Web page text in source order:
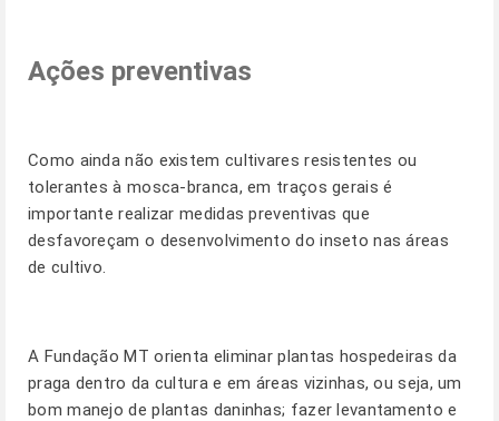
Ações preventivas
Como ainda não existem cultivares resistentes ou
tolerantes à mosca-branca, em traços gerais é
importante realizar medidas preventivas que
desfavoreçam o desenvolvimento do inseto nas áreas
de cultivo.
A Fundação MT orienta eliminar plantas hospedeiras da
praga dentro da cultura e em áreas vizinhas, ou seja, um
bom manejo de plantas daninhas; fazer levantamento e